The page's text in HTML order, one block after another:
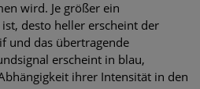
wird. Je größer ein
desto heller erscheint der
und das übertragende
erscheint in blau,
ihrer Intensität in den